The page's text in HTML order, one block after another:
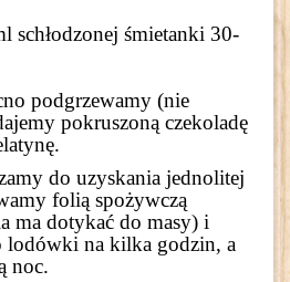
schłodzonej śmietanki 30-
podgrzewamy (nie
pokruszoną czekoladę
do uzyskania jednolitej
folią spożywczą
ma dotykać do masy) i
lodówki na kilka godzin, a
noc.